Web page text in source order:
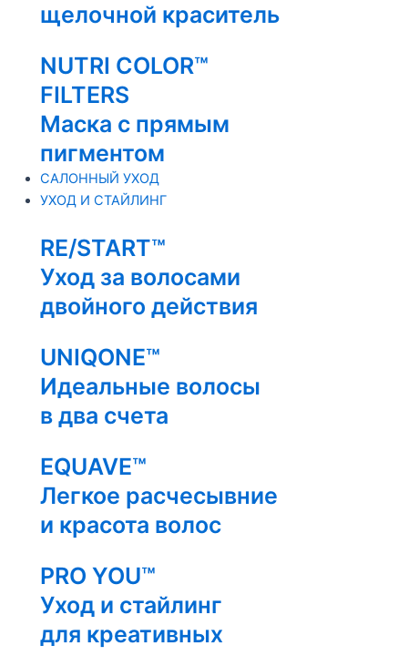
щелочной краситель
NUTRI COLOR™
FILTERS
Маска с прямым
пигментом
САЛОННЫЙ УХОД
УХОД И СТАЙЛИНГ
RE/START™
Уход за волосами
двойного действия
UNIQONE™
Идеальные волосы
в два счета
EQUAVE™
Легкое расчесывние
и красота волос
PRO YOU™
Уход и стайлинг
для креативных